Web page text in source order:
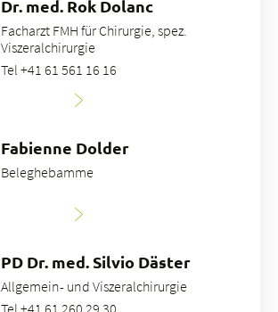
Dr. med. Rok Dolanc
Facharzt FMH für Chirurgie, spez.
Viszeralchirurgie
Tel +41 61 561 16 16
Fabienne Dolder
Beleghebamme
PD Dr. med. Silvio Däster
Allgemein- und Viszeralchirurgie
Tel +41 61 260 29 30